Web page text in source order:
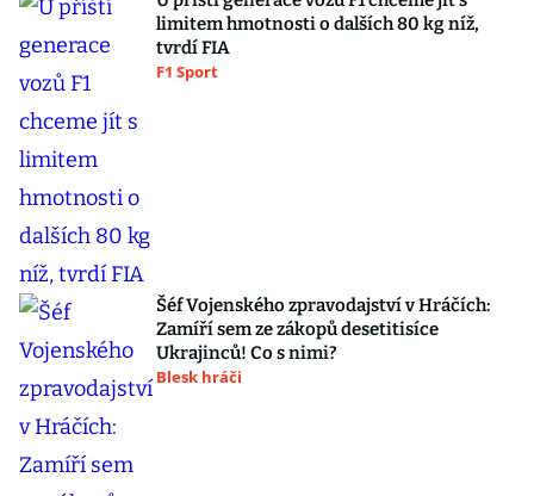
limitem hmotnosti o dalších 80 kg níž,
tvrdí FIA
F1 Sport
Šéf Vojenského zpravodajství v Hráčích:
Zamíří sem ze zákopů desetitisíce
Ukrajinců! Co s nimi?
Blesk hráči